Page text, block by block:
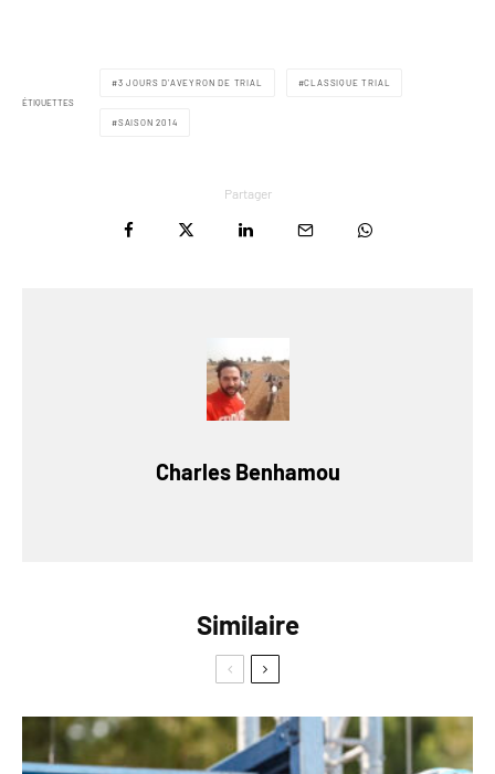
ÉTIQUETTES
3 JOURS D’AVEYRON DE TRIAL CLASSIQUE TRIAL
SAISON 2014
Partager
Charles Benhamou
Similaire